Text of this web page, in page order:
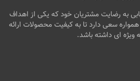
به رضایت مشتریان خود که یکی از اهداف
سعی دارد تا به کیفیت محصولات ارائه
ای داشته باشد.